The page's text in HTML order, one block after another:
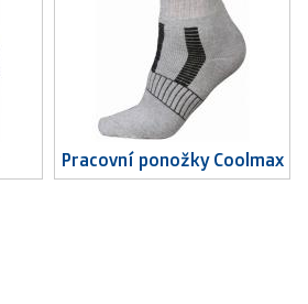
Pracovní ponožky Coolmax